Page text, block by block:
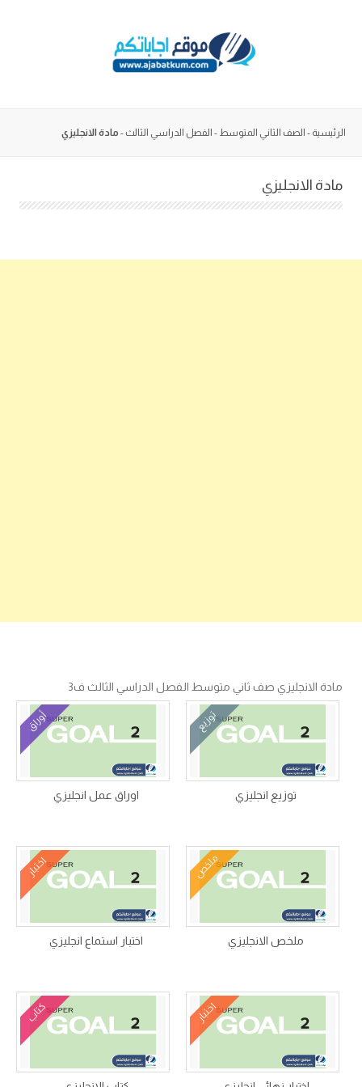
الرئيسية - الصف الثاني المتوسط - الفصل الدراسي الثالث - مادة الانجليزي
مادة الانجليزي
مادة الانجليزي صف ثاني متوسط الفصل الدراسي الثالث ف3
توزيع
توزيع انجليزي
أوراق
اوراق عمل انجليزي
ملخص
ملخص الانجليزي
اختبار
اختبار استماع انجليزي
اختبار كتاب